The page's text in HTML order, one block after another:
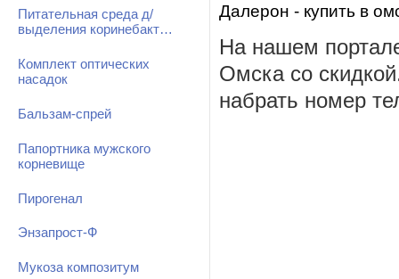
Питательная среда д/
выделения коринебакт…
Комплект оптических
насадок
Бальзам-спрей
Папортника мужского
корневище
Пирогенал
Энзапрост-Ф
Мукоза композитум
Далерон - купить в
На нашем
Омска со
набрать номер